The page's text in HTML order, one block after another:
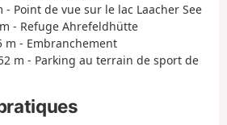
- Point de vue sur le lac Laacher See
- Refuge Ahrefeldhütte
m - Embranchement
m - Parking au terrain de sport de